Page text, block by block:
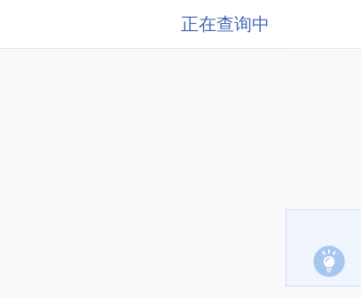
正在查询中